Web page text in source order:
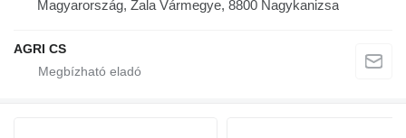
Magyarország, Zala Vármegye, 8800 Nagykanizsa
AGRI CS